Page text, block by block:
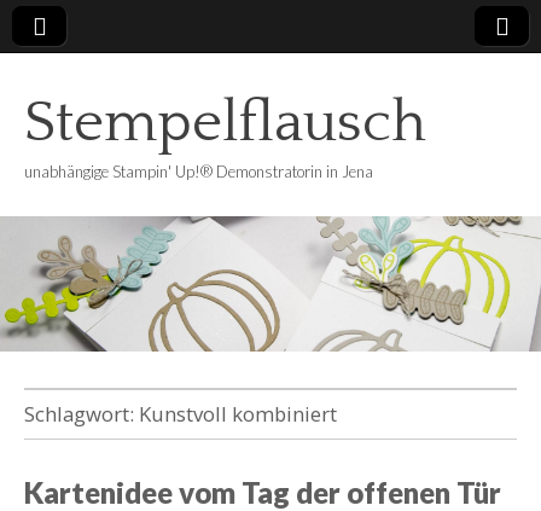
Stempelflausch
unabhängige Stampin' Up!® Demonstratorin in Jena
Schlagwort: Kunstvoll kombiniert
Kartenidee vom Tag der offenen Tür